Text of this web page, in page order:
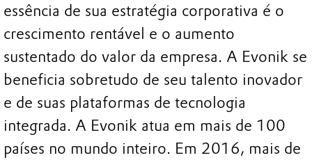
essência de sua estratégia corporativa é o
crescimento rentável e o aumento
sustentado do valor da empresa. A Evonik se
beneficia sobretudo de seu talento inovador
e de suas plataformas de tecnologia
integrada. A Evonik atua em mais de 100
países no mundo inteiro. Em 2016, mais de